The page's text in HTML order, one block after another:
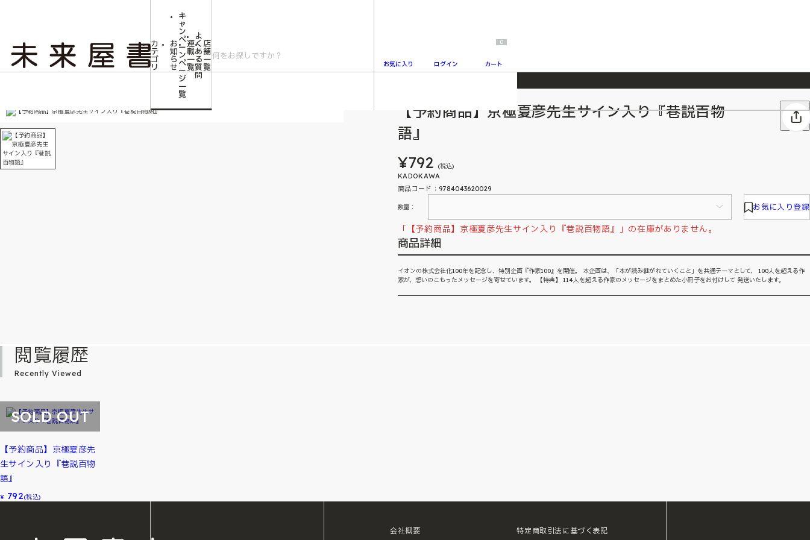
2026/7/23 『ONE PIECE magazine 021 ONE PIECEカード付き同梱版』発売延期のご案内
カ
テ
ゴ
リ
お
知
ら
せ
キ
ャ
ン
ペ
ー
ン
ペ
ー
ジ
一
覧
連
載
一
覧
よ
く
あ
る
質
問
店
舗
一
覧
お気に入り ログイン
0
カート
【予約商品】京極夏彦先生サイン入り『巷説百物語』
【予約商品】京極夏彦先生サイン入り『巷説百物
語』
¥792 (税込)
KADOKAWA
商品コード：9784043620029
数量： お気に入り登録
「【予約商品】京極夏彦先生サイン入り『巷説百物語』」の在庫がありません。
商品詳細
イオンの株式会社化100年を記念し、特別企画『作家100』を開催。 本企画は、「本が読み継がれていくこと」を共通テーマとして、 100人を超える作
家が、想いのこもったメッセージを寄せています。 【特典】 114人を超える作家のメッセージをまとめた小冊子をお付けして 発送いたします。
閲覧履歴
Recently Viewed
SOLD OUT
【予約商品】京極夏彦先
生サイン入り『巷説百物
語』
¥ 792(税込)
会社概要 特定商取引法に基づく表記